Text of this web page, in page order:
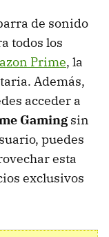
de sonido
todos los
Prime, la
Además,
acceder a
Gamingsin
puedes
esta
exclusivos